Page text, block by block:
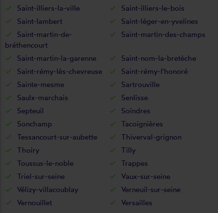
Saint-illiers-la-ville
Saint-illiers-le-bois
Saint-lambert
Saint-léger-en-yvelines
Saint-martin-de-
bréthencourt
Saint-martin-des-champs
Saint-martin-la-garenne
Saint-nom-la-bretèche
Saint-rémy-lès-chevreuse
Saint-rémy-l'honoré
Sainte-mesme
Sartrouville
Saulx-marchais
Senlisse
Septeuil
Soindres
Sonchamp
Tacoignières
Tessancourt-sur-aubette
Thiverval-grignon
Thoiry
Tilly
Toussus-le-noble
Trappes
Triel-sur-seine
Vaux-sur-seine
Vélizy-villacoublay
Verneuil-sur-seine
Vernouillet
Versailles